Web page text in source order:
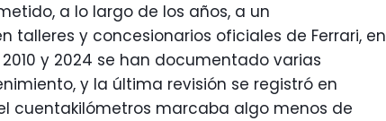
a lo largo de los años, a un
talleres y concesionarios oficiales de Ferrari, en
y 2024 se han documentado varias
y la última revisión se registró en
cuentakilómetros marcaba algo menos de